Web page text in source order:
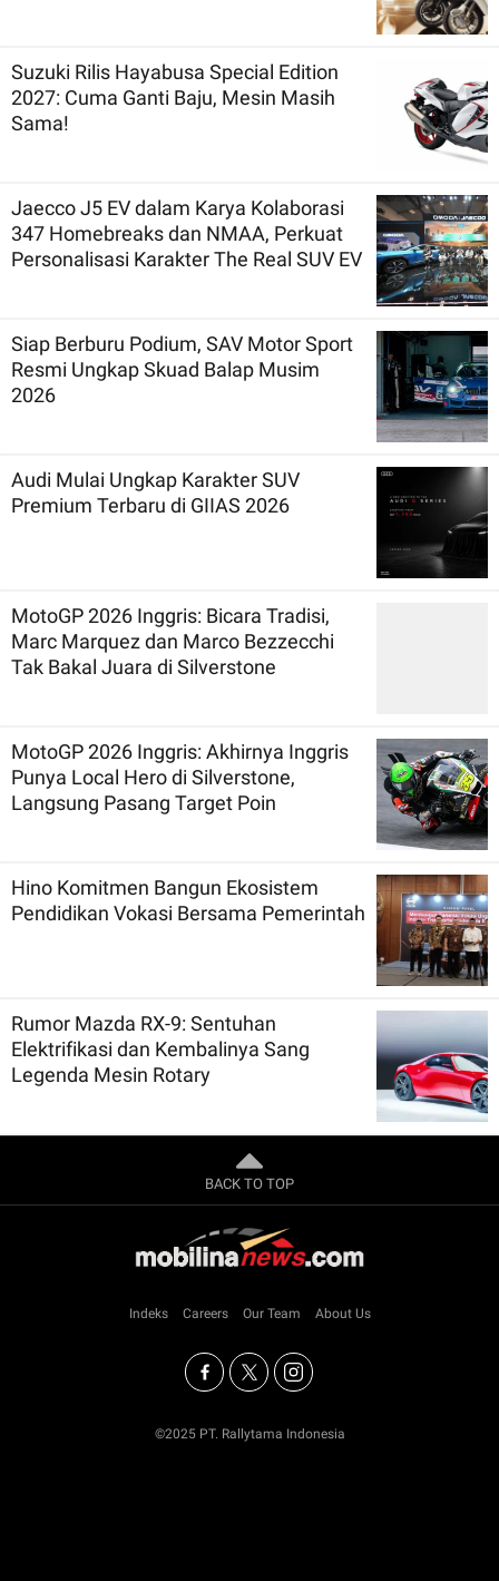
Suzuki Rilis Hayabusa Special Edition
2027: Cuma Ganti Baju, Mesin Masih
Sama!
Jaecco J5 EV dalam Karya Kolaborasi
347 Homebreaks dan NMAA, Perkuat
Personalisasi Karakter The Real SUV EV
Siap Berburu Podium, SAV Motor Sport
Resmi Ungkap Skuad Balap Musim
2026
Audi Mulai Ungkap Karakter SUV
Premium Terbaru di GIIAS 2026
MotoGP 2026 Inggris: Bicara Tradisi,
Marc Marquez dan Marco Bezzecchi
Tak Bakal Juara di Silverstone
MotoGP 2026 Inggris: Akhirnya Inggris
Punya Local Hero di Silverstone,
Langsung Pasang Target Poin
Hino Komitmen Bangun Ekosistem
Pendidikan Vokasi Bersama Pemerintah
Rumor Mazda RX-9: Sentuhan
Elektrifikasi dan Kembalinya Sang
Legenda Mesin Rotary
BACK TO TOP
Indeks Careers Our Team About Us
©2025 PT. Rallytama Indonesia